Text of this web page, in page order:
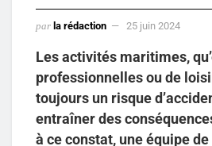
par la rédaction 25 juin 2024
Les activités maritimes,
professionnelles ou de
toujours un risque
entraîner des
à ce constat, une équipe